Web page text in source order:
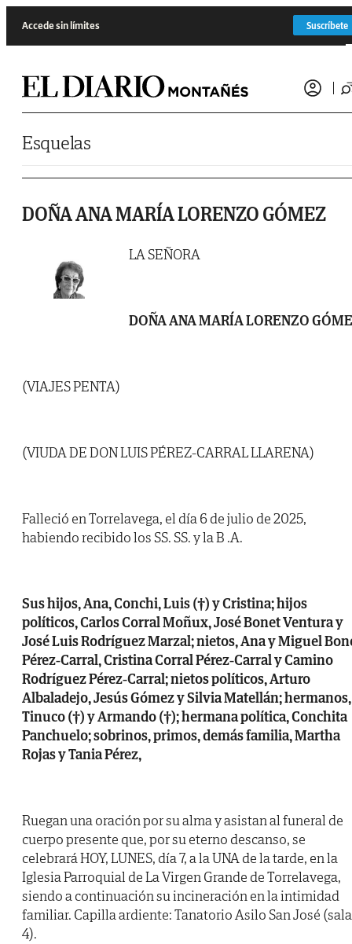
Accede sin límites Suscríbete
Esquelas
DOÑA ANA MARÍA LORENZO GÓMEZ
LA SEÑORA
DOÑA ANA MARÍA LORENZO
(VIAJES PENTA)
(VIUDA DE DON LUIS PÉREZ-CARRAL LLARENA)
Falleció en Torrelavega, el día 6 de julio de 2025,
habiendo recibido los SS. SS. y la B .A.
Sus hijos, Ana, Conchi, Luis (†) y Cristina; hijos
políticos, Carlos Corral Moñux, José Bonet Ventura y
José Luis Rodríguez Marzal; nietos, Ana y Miguel
Pérez-Carral, Cristina Corral Pérez-Carral y Camino
Rodríguez Pérez-Carral; nietos políticos, Arturo
Albaladejo, Jesús Gómez y Silvia Matellán; hermanos,
Tinuco (†) y Armando (†); hermana política, Conchita
Panchuelo; sobrinos, primos, demás familia, Martha
Rojas y Tania Pérez,
Ruegan una oración por su alma y asistan al funeral de
cuerpo presente que, por su eterno descanso, se
celebrará HOY, LUNES, día 7, a la UNA de la tarde, en la
Iglesia Parroquial de La Virgen Grande de Torrelavega,
siendo a continuación su incineración en la intimidad
familiar. Capilla ardiente: Tanatorio Asilo San José (sala
4).